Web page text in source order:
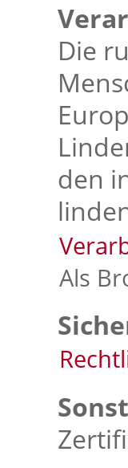
Die
den
Als